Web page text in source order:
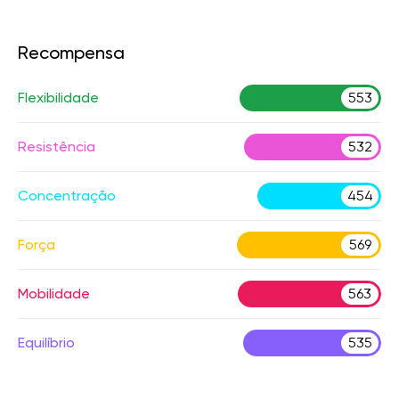
Recompensa
Flexibilidade 553
Resistência 532
Concentração 454
Força 569
Mobilidade 563
Equilíbrio 535